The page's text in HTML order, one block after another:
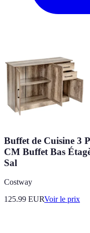
Buffet de Cuisine 3
CM Buffet Bas
Sal
Costway
125.99 EURVoir le prix